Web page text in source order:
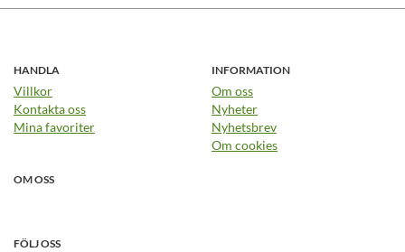
HANDLA
Villkor
Kontakta oss
Mina favoriter
INFORMATION
Om oss
Nyheter
Nyhetsbrev
Om cookies
OM OSS
FÖLJ OSS